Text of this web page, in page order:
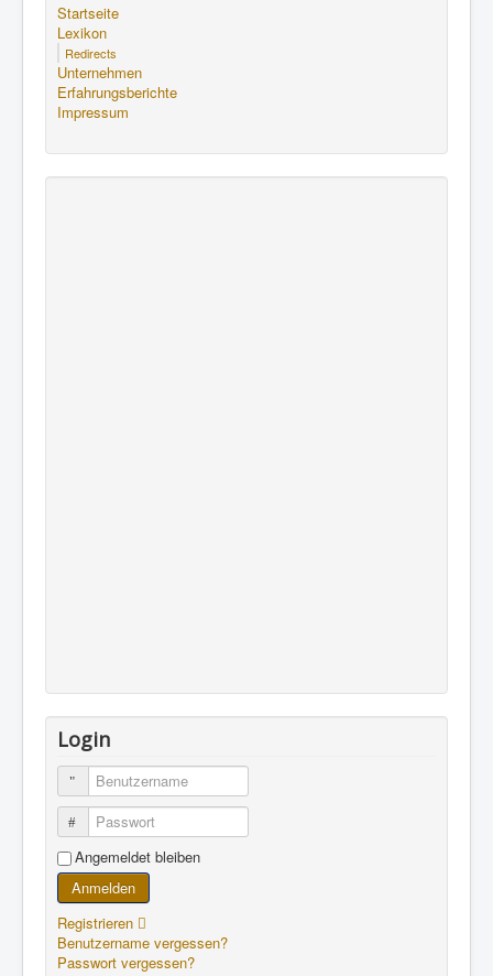
Startseite
Lexikon
Redirects
Unternehmen
Erfahrungsberichte
Impressum
Login
Benutzername
Passwort
Angemeldet bleiben
Anmelden
Registrieren
Benutzername vergessen?
Passwort vergessen?